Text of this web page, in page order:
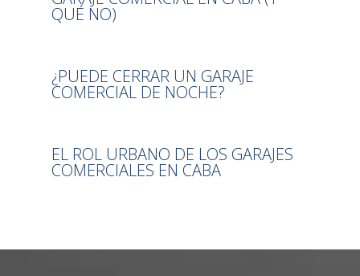
QUÉ NO)
¿PUEDE CERRAR UN GARAJE
COMERCIAL DE NOCHE?
EL ROL URBANO DE LOS GARAJES
COMERCIALES EN CABA